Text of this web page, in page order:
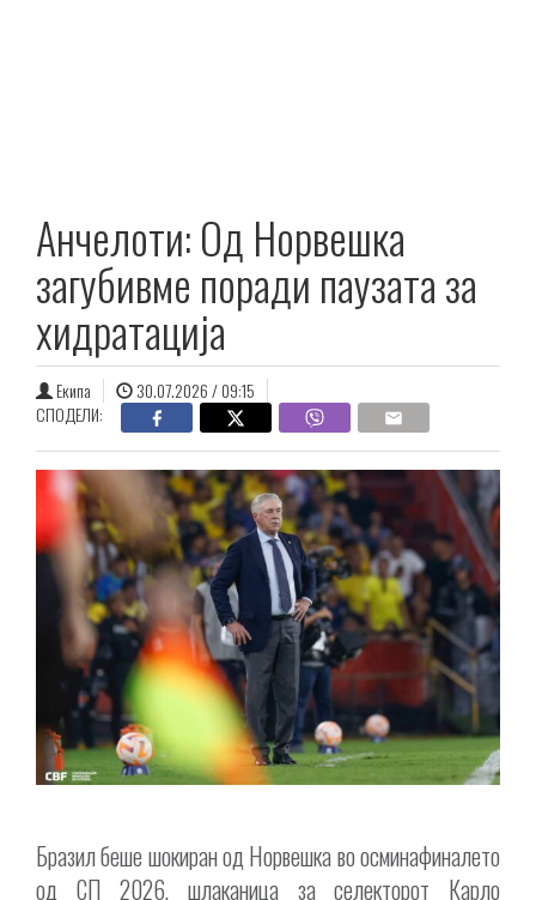
Анчелоти: Од Норвешка
загубивме поради паузата за
хидратација
Екипа
30.07.2026 / 09:15
СПОДЕЛИ:
Бразил беше шокиран од Норвешка во осминафиналето
од СП 2026, шлаканица за селекторот Карло